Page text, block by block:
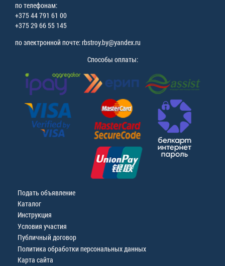
по телефонам:
+375 44 791 61 00
+375 29 66 55 145
по электронной почте: rbstroy.by@yandex.ru
Способы оплаты:
Подать объявление
Каталог
Инструкция
Условия участия
Публичный договор
Политика обработки персональных данных
Карта сайта